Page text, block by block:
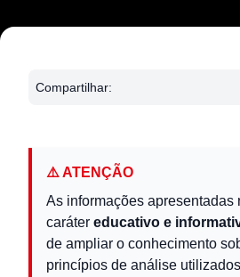
Compartilhar:
⚠️ ATENÇÃO
As informações apresentadas
caráter educativo e
de ampliar o conhecimento
princípios de análise